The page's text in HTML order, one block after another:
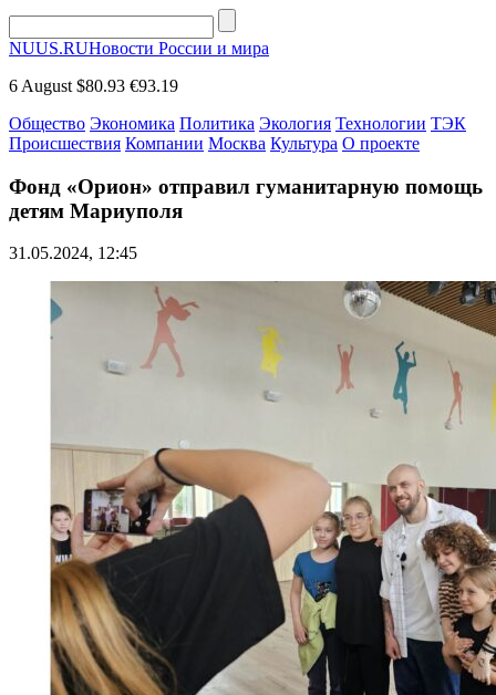
NUUS.RUНовости России и мира
6 August $80.93 €93.19
Общество Экономика Политика Экология Технологии ТЭК
Происшествия Компании Москва Культура О проекте
Фонд «Орион» отправил гуманитарную помощь
детям Мариуполя
31.05.2024, 12:45